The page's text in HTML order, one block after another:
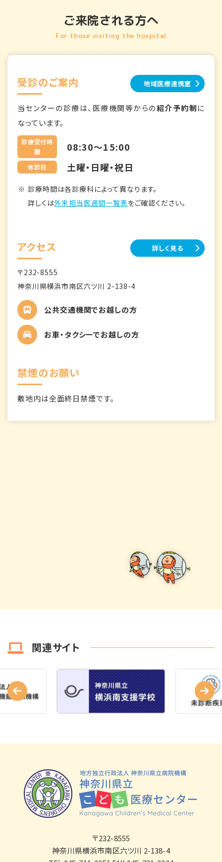
ご来院される方へ
For those visiting the hospital
受診のご案内 地域医療連携室
当センターの診療は、医療機関等からの紹介予約制に
なっています。
診療受付時
間
08:30～15:00
休診日 土曜・日曜・祝日
診療時間は各診療科によって異なります。
詳しくは外来担当医週間一覧表をご確認ください。
アクセス 詳しく見る
〒232-8555
神奈川県横浜市南区六ツ川 2-138-4
公共交通機関でお越しの方
お車・タクシーでお越しの方
禁煙のお願い
敷地内は全面終日禁煙です。
関連サイト
〒232-8555
神奈川県横浜市南区六ツ川 2-138-4